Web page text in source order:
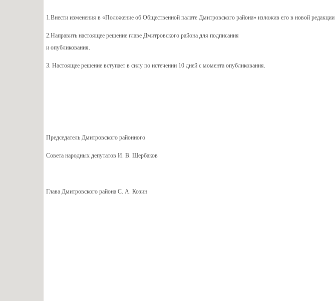
1.Внести изменения в «Положение об Общественной палате Дмитровского района» изложив его в новой редакции.
2.Направить настоящее решение главе Дмитровского района для подписания
и опубликования.
3. Настоящее решение вступает в силу по истечении 10 дней с момента опубликования.
Председатель Дмитровского районного
Совета народных депутатов И. В. Щербаков
Глава Дмитровского района С. А. Козин